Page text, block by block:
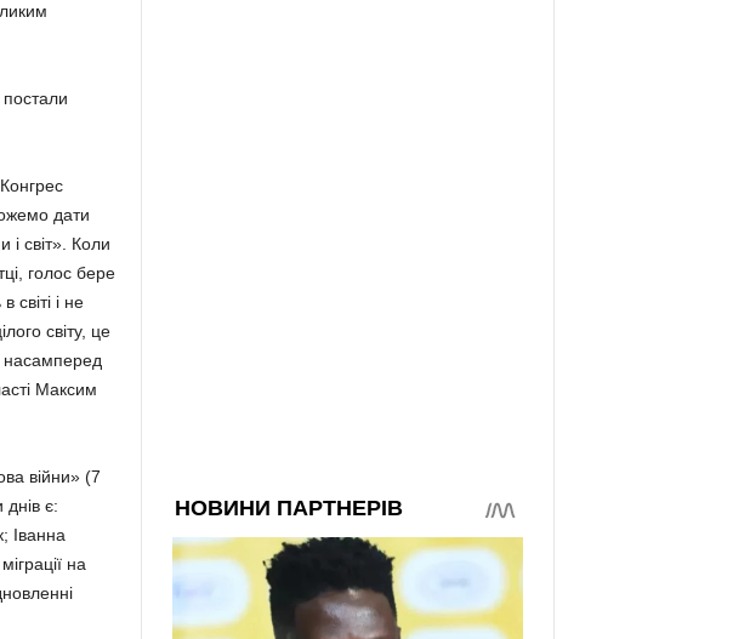
дати
і світ». Коли
голос бере
і не
світу, це
насамперед
Максим
війни» (7
є:
Іванна
на